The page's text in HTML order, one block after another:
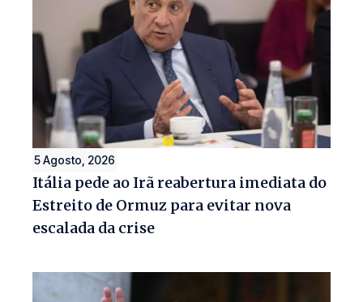
5 Agosto, 2026
Itália pede ao Irã reabertura imediata do
Estreito de Ormuz para evitar nova
escalada da crise